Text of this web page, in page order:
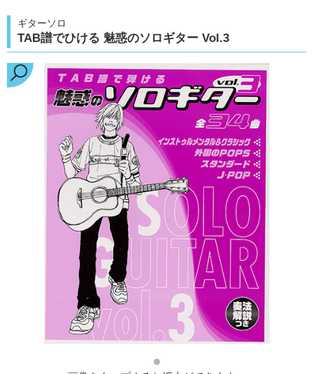
ギターソロ
TAB譜でひける 魅惑のソロギター Vol.3